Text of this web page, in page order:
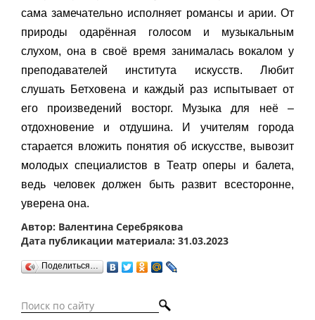
сама замечательно исполняет романсы и арии. От
природы одарённая голосом и музыкальным
слухом, она в своё время занималась вокалом у
преподавателей института искусств. Любит
слушать Бетховена и каждый раз испытывает от
его произведений восторг. Музыка для неё –
отдохновение и отдушина. И учителям города
старается вложить понятия об искусстве, вывозит
молодых специалистов в Театр оперы и балета,
ведь человек должен быть развит всесторонне,
уверена она.
Автор: Валентина Серебрякова
Дата публикации материала: 31.03.2023
Поделиться…